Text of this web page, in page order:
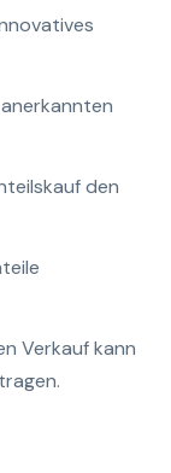
den
Verkauf kann